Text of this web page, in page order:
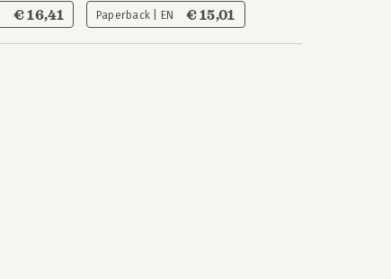
€ 16,41 Paperback | EN € 15,01